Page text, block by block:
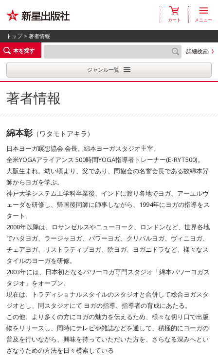
カート メニュー
トップ> 著者情報
本を探す
詳細検索
ジャンル一覧
著者情報
綿本彰（ワタモトアキラ）
日本ヨーガ瞑想協会 会長。綿本ヨーガスタジオ主宰。
全米YOGAアライアンス 500時間YOGA指導者トレーナー(E-RYT500)。
大阪生まれ。幼い頃より、父であり、同協会の名誉会長である故綿本昇
師からヨガを学ぶ。
神戸大学システム工学科卒業後、インドに渡り各地でヨガ、アーユルヴ
ェーダを研修し、帰国後同師に師事しながら、1994年にヨガの指導をス
タート。
2000年以降は、ロサンゼルスやニューヨーク、ロンドンなど、世界各地
でハタヨガ、ラージャヨガ、パワーヨガ、クリパルヨガ、ヴィニヨガ、
チェアヨガ、リストラティブヨガ、陰ヨガ、ヨガニドラなど、様々なス
タイルのヨーガを研修。
2003年には、日本初となるパワーヨガ専門スタジオ「綿本パワーヨガス
タジオ」をオープン。
現在は、トラディショナルスタイルのスタジオと合併して総合ヨガスタ
ジオとし、同スタジオにて ヨガの指導、指導者の育成にあたる。
この他、より多くの方にヨガの魅力を伝えるため、様々な切り口で出版
物をリリースし、同時にテレビや雑誌などを通して、積極的にヨーガの
普及を行いながら、興味を持っていただいた方を、さらなる深みへとい
ざなうための方法を日々模索している